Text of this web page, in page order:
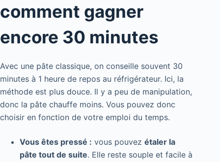
comment gagner
encore 30 minutes
Avec une pâte classique, on conseille souvent 30
minutes à 1 heure de repos au réfrigérateur. Ici, la
méthode est plus douce. Il y a peu de manipulation,
donc la pâte chauffe moins. Vous pouvez donc
choisir en fonction de votre emploi du temps.
Vous êtes pressé : vous pouvez étaler la
pâte tout de suite. Elle reste souple et facile à